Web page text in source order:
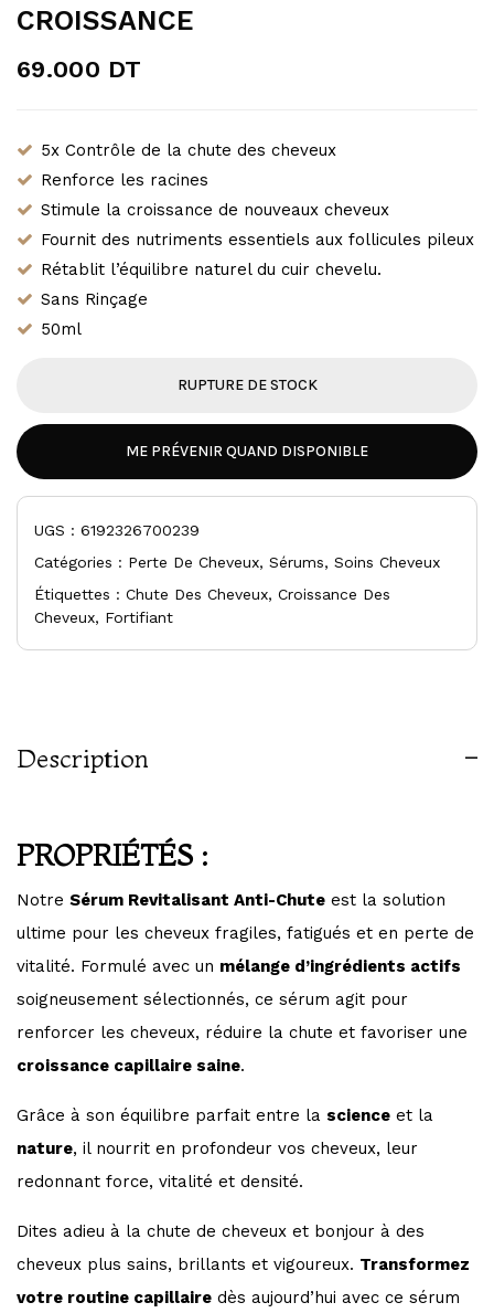
CROISSANCE
69.000 DT
5x Contrôle de la chute des cheveux
Renforce les racines
Stimule la croissance de nouveaux cheveux
Fournit des nutriments essentiels aux follicules pileux
Rétablit l’équilibre naturel du cuir chevelu.
Sans Rinçage
50ml
RUPTURE DE STOCK
ME PRÉVENIR QUAND DISPONIBLE
UGS : 6192326700239
Catégories : Perte De Cheveux, Sérums, Soins Cheveux
Étiquettes : Chute Des Cheveux, Croissance Des
Cheveux, Fortifiant
Description
PROPRIÉTÉS :
Notre Sérum Revitalisant Anti-Chute est la solution
ultime pour les cheveux fragiles, fatigués et en perte de
vitalité. Formulé avec un mélange d’ingrédients actifs
soigneusement sélectionnés, ce sérum agit pour
renforcer les cheveux, réduire la chute et favoriser une
croissance capillaire saine.
Grâce à son équilibre parfait entre la science et la
nature, il nourrit en profondeur vos cheveux, leur
redonnant force, vitalité et densité.
Dites adieu à la chute de cheveux et bonjour à des
cheveux plus sains, brillants et vigoureux. Transformez
votre routine capillaire dès aujourd’hui avec ce sérum